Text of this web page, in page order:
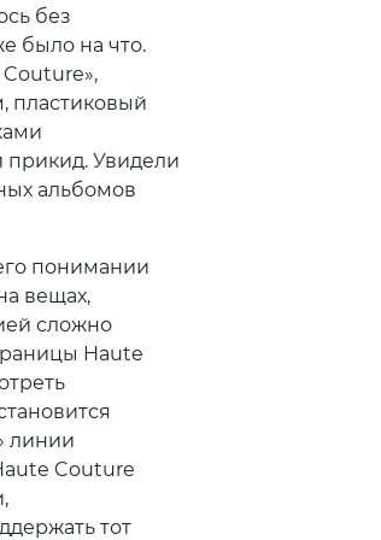
без
было на что.
пластиковый
прикид. Увидели
альбомов
понимании
вещах,
сложно
Haute
линии
Couture
тот